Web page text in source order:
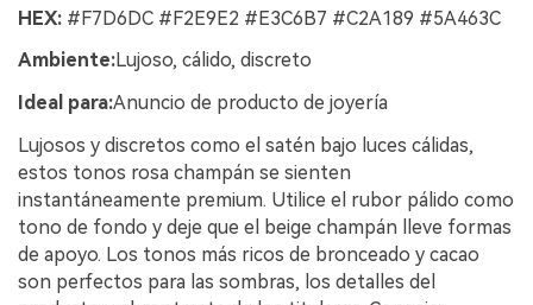
HEX: #F7D6DC #F2E9E2 #E3C6B7 #C2A189 #5A463C
Ambiente:Lujoso, cálido, discreto
Ideal para:Anuncio de producto de joyería
Lujosos y discretos como el satén bajo luces cálidas,
estos tonos rosa champán se sienten
instantáneamente premium. Utilice el rubor pálido como
tono de fondo y deje que el beige champán lleve formas
de apoyo. Los tonos más ricos de bronceado y cacao
son perfectos para las sombras, los detalles del